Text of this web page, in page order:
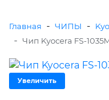
Главная - ЧИПЫ -
- Чип Kyocera FS-
Увеличить